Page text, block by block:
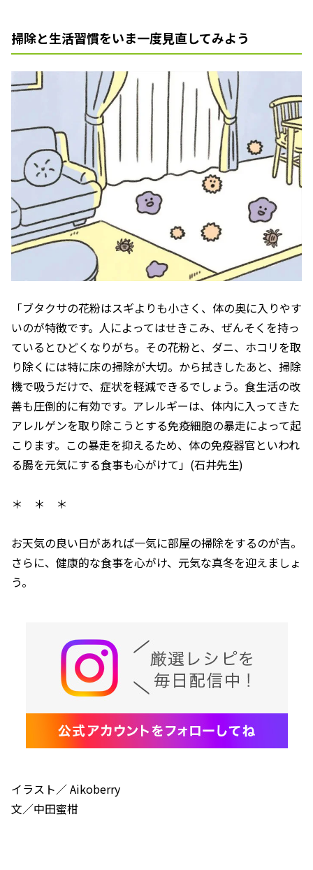
掃除と生活習慣をいま一度見直してみよう
「ブタクサの花粉はスギよりも小さく、体の奥に入りやす
いのが特徴です。人によってはせきこみ、ぜんそくを持っ
ているとひどくなりがち。その花粉と、ダニ、ホコリを取
り除くには特に床の掃除が大切。から拭きしたあと、掃除
機で吸うだけで、症状を軽減できるでしょう。食生活の改
善も圧倒的に有効です。アレルギーは、体内に入ってきた
アレルゲンを取り除こうとする免疫細胞の暴走によって起
こります。この暴走を抑えるため、体の免疫器官といわれ
る腸を元気にする食事も心がけて」(石井先生)
＊ ＊ ＊
お天気の良い日があれば一気に部屋の掃除をするのが吉。
さらに、健康的な食事を心がけ、元気な真冬を迎えましょ
う。
イラスト／ Aikoberry
文／中田蜜柑